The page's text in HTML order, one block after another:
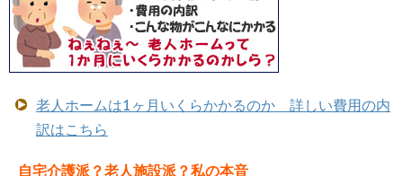
老人ホームは1ヶ月いくらかかるのか 詳しい費用の内
訳はこちら
自宅介護派？老人施設派？私の本音